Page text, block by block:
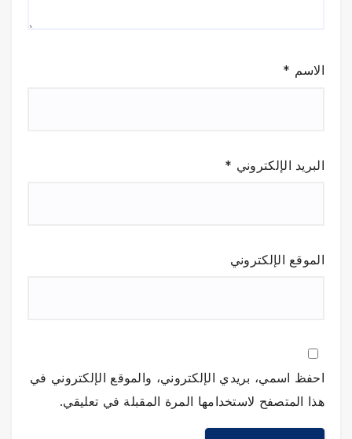
الاسم *
البريد الإلكتروني *
الموقع الإلكتروني
احفظ اسمي، بريدي الإلكتروني، والموقع الإلكتروني في
هذا المتصفح لاستخدامها المرة المقبلة في تعليقي.